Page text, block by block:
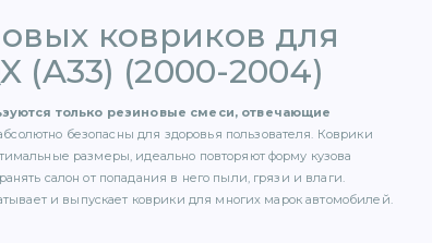
ковриков для
(A33) (2000-2004)
только резиновые смеси, отвечающие
безопасны для здоровья пользователя. Коврики
размеры, идеально повторяют форму кузова
салон от попадания в него пыли, грязи и влаги.
и выпускает коврики для многих марок автомобилей.